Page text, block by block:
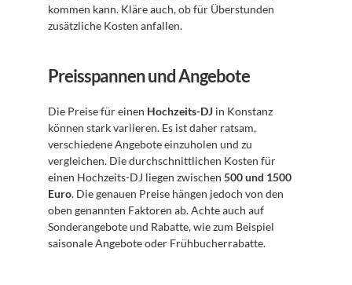
kommen kann. Kläre auch, ob für Überstunden
zusätzliche Kosten anfallen.
Preisspannen und Angebote
Die Preise für einen Hochzeits-DJ in Konstanz
können stark variieren. Es ist daher ratsam,
verschiedene Angebote einzuholen und zu
vergleichen. Die durchschnittlichen Kosten für
einen Hochzeits-DJ liegen zwischen 500 und 1500
Euro. Die genauen Preise hängen jedoch von den
oben genannten Faktoren ab. Achte auch auf
Sonderangebote und Rabatte, wie zum Beispiel
saisonale Angebote oder Frühbucherrabatte.